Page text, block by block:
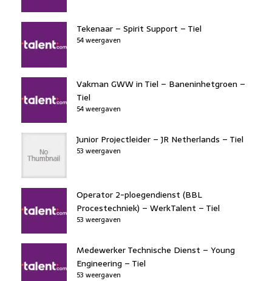
Tekenaar – Spirit Support – Tiel
54 weergaven
Vakman GWW in Tiel – Baneninhetgroen –
Tiel
54 weergaven
Junior Projectleider – JR Netherlands – Tiel
53 weergaven
Operator 2-ploegendienst (BBL
Procestechniek) – WerkTalent – Tiel
53 weergaven
Medewerker Technische Dienst – Young
Engineering – Tiel
53 weergaven